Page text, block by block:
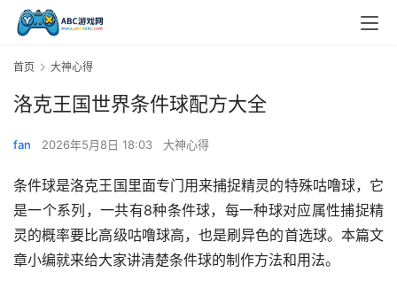
首页 大神心得
洛克王国世界条件球配方大全
fan 2026年5月8日 18:03 大神心得
条件球是洛克王国里面专门用来捕捉精灵的特殊咕噜球，它
是一个系列，一共有8种条件球，每一种球对应属性捕捉精
灵的概率要比高级咕噜球高，也是刷异色的首选球。本篇文
章小编就来给大家讲清楚条件球的制作方法和用法。